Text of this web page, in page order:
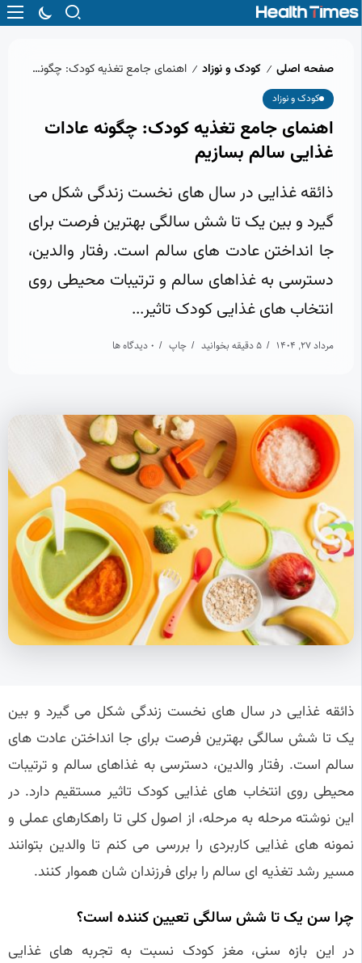
صفحه اصلی / کودک و نوزاد / اهنمای جامع تغذیه کودک: چگونه عادات غذایی سالم بسازیم
کودک و نوزاد
اهنمای جامع تغذیه کودک: چگونه عادات
غذایی سالم بسازیم
ذائقه غذایی در سال های نخست زندگی شکل می
گیرد و بین یک تا شش سالگی بهترین فرصت برای
جا انداختن عادت های سالم است. رفتار والدین،
دسترسی به غذاهای سالم و ترتیبات محیطی روی
انتخاب های غذایی کودک تاثیر...
مرداد 27, 1404 5 دقیقه بخوانید چاپ 0 دیدگاه ها
ذائقه غذایی در سال های نخست زندگی شکل می گیرد و بین
یک تا شش سالگی بهترین فرصت برای جا انداختن عادت های
سالم است. رفتار والدین، دسترسی به غذاهای سالم و ترتیبات
محیطی روی انتخاب های غذایی کودک تاثیر مستقیم دارد. در
این نوشته مرحله به مرحله، از اصول کلی تا راهکارهای عملی و
نمونه های غذایی کاربردی را بررسی می کنم تا والدین بتوانند
مسیر رشد تغذیه ای سالم را برای فرزندان شان هموار کنند.
چرا سن یک تا شش سالگی تعیین کننده است؟
در این بازه سنی، مغز کودک نسبت به تجربه های غذایی